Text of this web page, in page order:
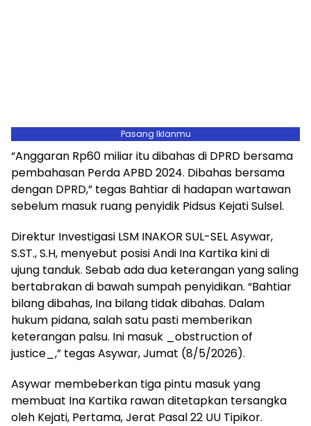
Pasang Iklanmu
‎“Anggaran Rp60 miliar itu dibahas di DPRD bersama
pembahasan Perda APBD 2024. Dibahas bersama
dengan DPRD,” tegas Bahtiar di hadapan wartawan
sebelum masuk ruang penyidik Pidsus Kejati Sulsel.
‎Direktur Investigasi LSM INAKOR SUL-SEL Asywar,
S.ST., S.H, menyebut posisi Andi Ina Kartika kini di
ujung tanduk. Sebab ada dua keterangan yang saling
bertabrakan di bawah sumpah penyidikan. “Bahtiar
bilang dibahas, Ina bilang tidak dibahas. Dalam
hukum pidana, salah satu pasti memberikan
keterangan palsu. Ini masuk _obstruction of
justice_,” tegas Asywar, Jumat (8/5/2026).
‎Asywar membeberkan tiga pintu masuk yang
membuat Ina Kartika rawan ditetapkan tersangka
oleh Kejati, Pertama, Jerat Pasal 22 UU Tipikor.